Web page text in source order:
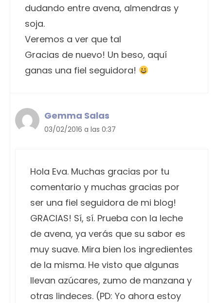
dudando entre avena, almendras y
soja.
Veremos a ver que tal
Gracias de nuevo! Un beso, aquí
ganas una fiel seguidora!
Gemma Salas
03/02/2016 a las 0:37
Hola Eva. Muchas gracias por tu
comentario y muchas gracias por
ser una fiel seguidora de mi blog!
GRACIAS! Sí, sí. Prueba con la leche
de avena, ya verás que su sabor es
muy suave. Mira bien los ingredientes
de la misma. He visto que algunas
llevan azúcares, zumo de manzana y
otras lindeces. (PD: Yo ahora estoy